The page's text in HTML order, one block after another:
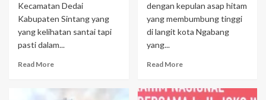
Kecamatan Dedai
Kabupaten Sintang yang
yang kelihatan santai tapi
pasti dalam...
Read More
dengan kepulan asap hitam
yang membumbung tinggi
di langit kota Ngabang
yang...
Read More